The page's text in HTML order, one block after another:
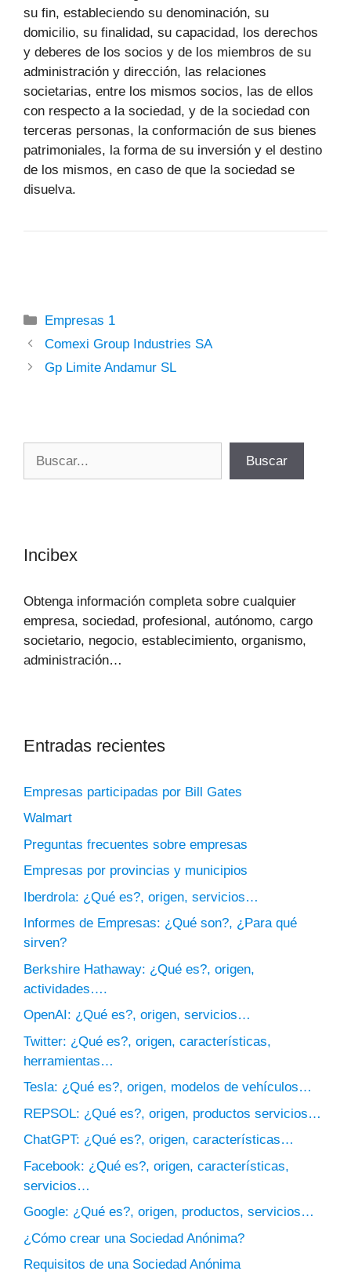
su fin, estableciendo su denominación, su
domicilio, su finalidad, su capacidad, los derechos
y deberes de los socios y de los miembros de su
administración y dirección, las relaciones
societarias, entre los mismos socios, las de ellos
con respecto a la sociedad, y de la sociedad con
terceras personas, la conformación de sus bienes
patrimoniales, la forma de su inversión y el destino
de los mismos, en caso de que la sociedad se
disuelva.
Categorías
Empresas 1
Comexi Group Industries SA
Gp Limite Andamur SL
Buscar
Incibex
Obtenga información completa sobre cualquier
empresa, sociedad, profesional, autónomo, cargo
societario, negocio, establecimiento, organismo,
administración…
Entradas recientes
Empresas participadas por Bill Gates
Walmart
Preguntas frecuentes sobre empresas
Empresas por provincias y municipios
Iberdrola: ¿Qué es?, origen, servicios…
Informes de Empresas: ¿Qué son?, ¿Para qué
sirven?
Berkshire Hathaway: ¿Qué es?, origen,
actividades….
OpenAI: ¿Qué es?, origen, servicios…
Twitter: ¿Qué es?, origen, características,
herramientas…
Tesla: ¿Qué es?, origen, modelos de vehículos…
REPSOL: ¿Qué es?, origen, productos servicios…
ChatGPT: ¿Qué es?, origen, características…
Facebook: ¿Qué es?, origen, características,
servicios…
Google: ¿Qué es?, origen, productos, servicios…
¿Cómo crear una Sociedad Anónima?
Requisitos de una Sociedad Anónima